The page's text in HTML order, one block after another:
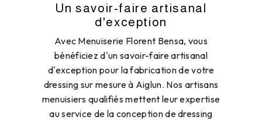
Un savoir-faire artisanal
d'exception
Avec Menuiserie Florent Bensa, vous
bénéficiez d'un savoir-faire artisanal
d'exception pour la fabrication de votre
dressing sur mesure à Aiglun. Nos artisans
menuisiers qualifiés mettent leur expertise
au service de la conception de dressing